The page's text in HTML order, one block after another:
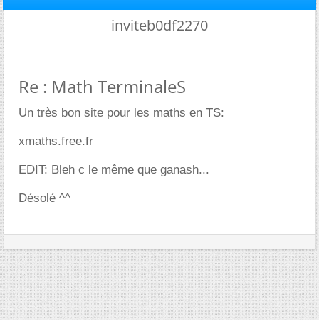
inviteb0df2270
Re : Math TerminaleS
Un très bon site pour les maths en TS:
xmaths.free.fr
EDIT: Bleh c le même que ganash...
Désolé ^^